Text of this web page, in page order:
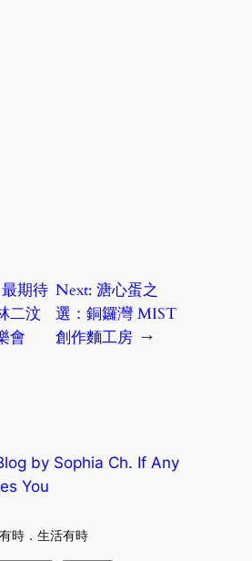
最期待
二汶
會
Next: 溏心蛋之
選：銅鑼灣 MIST
創作麵工房 →
by Sophia Ch. If Any
You
時．生活有時